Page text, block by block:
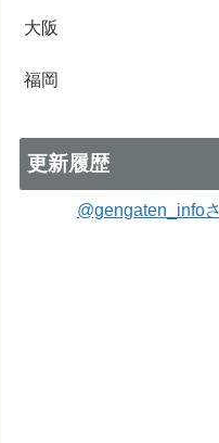
大阪
福岡
更新履歴
@gengaten_info